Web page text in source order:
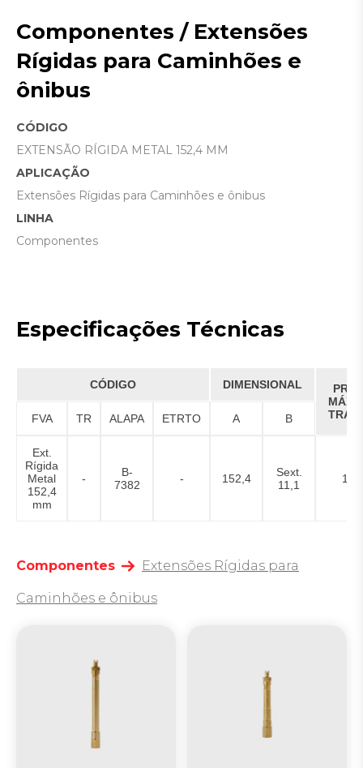
Componentes / Extensões
Rígidas para Caminhões e
ônibus
CÓDIGO
EXTENSÃO RÍGIDA METAL 152,4 MM
APLICAÇÃO
Extensões Rígidas para Caminhões e ônibus
LINHA
Componentes
Especificações Técnicas
CÓDIGO DIMENSIONAL
FVA TR ALAPA ETRTO A B
Ext.
Rígida
Metal
152,4
mm
-
B-
7382
- 152,4
Sext.
11,1
Componentes Extensões Rígidas para
Caminhões e ônibus